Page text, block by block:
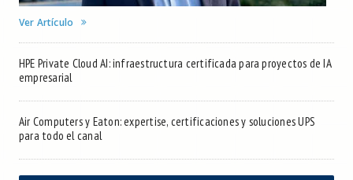
Ver Artículo
HPE Private Cloud AI: infraestructura certificada para proyectos de IA
empresarial
Air Computers y Eaton: expertise, certificaciones y soluciones UPS
para todo el canal